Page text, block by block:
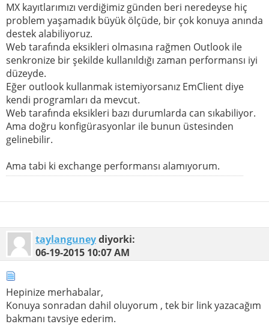
MX kayıtlarımızı verdiğimiz günden beri neredeyse hiç
problem yaşamadık büyük ölçüde, bir çok konuya anında
destek alabiliyoruz.
Web tarafında eksikleri olmasına rağmen Outlook ile
senkronize bir şekilde kullanıldığı zaman performansı iyi
düzeyde.
Eğer outlook kullanmak istemiyorsanız EmClient diye
kendi programları da mevcut.
Web tarafında eksikleri bazı durumlarda can sıkabiliyor.
Ama doğru konfigürasyonlar ile bunun üstesinden
gelinebilir.
Ama tabi ki exchange performansı alamıyorum.
taylanguneydiyorki:
06-19-2015 10:07 AM
Hepinize merhabalar,
Konuya sonradan dahil oluyorum , tek bir link yazacağım
bakmanı tavsiye ederim.